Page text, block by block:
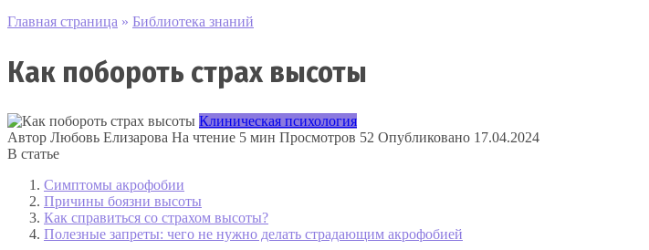
Главная страница » Библиотека знаний
Как побороть страх высоты
Клиническая психология
Автор Любовь Елизарова На чтение 5 мин Просмотров 52 Опубликовано 17.04.2024
В статье
Симптомы акрофобии
Причины боязни высоты
Как справиться со страхом высоты?
Полезные запреты: чего не нужно делать страдающим акрофобией